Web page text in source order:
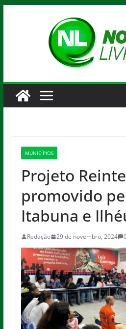
MUNICÍPIOS
Projeto
promovido
Itabuna e
Redação 29 de novembro, 2024